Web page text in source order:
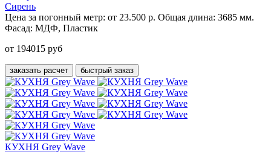
Сирень
Цена за погонный метр: от 23.500 р. Общая длина: 3685 мм.
Фасад: МДФ, Пластик
от 194015 руб
заказать расчет быстрый заказ
КУХНЯ Grey Wave